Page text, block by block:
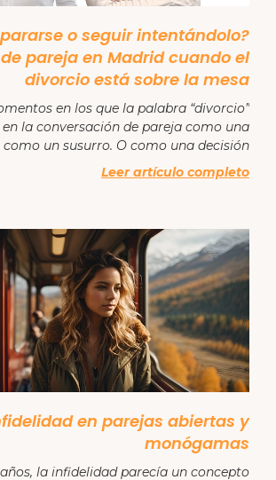
o seguir intentándolo?
pareja en Madrid cuando el
divorcio está sobre la mesa
en los que la palabra “divorcio”
la conversación de pareja como una
como un susurro. O como una decisión
Leer artículo completo
en parejas abiertas y
monógamas
la infidelidad parecía un concepto